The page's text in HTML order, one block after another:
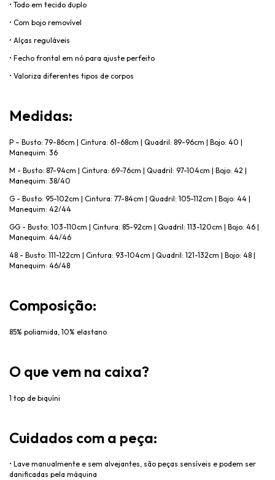
• Todo em tecido duplo
• Com bojo removível
• Alças reguláveis
• Fecho frontal em nó para ajuste perfeito
• Valoriza diferentes tipos de corpos
Medidas:
P – Busto: 79-86cm | Cintura: 61-68cm | Quadril: 89-96cm | Bojo: 40 |
Manequim: 36
M - Busto: 87-94cm | Cintura: 69-76cm | Quadril: 97-104cm | Bojo: 42 |
Manequim: 38/40
G - Busto: 95-102cm | Cintura: 77-84cm | Quadril: 105-112cm | Bojo: 44 |
Manequim: 42/44
GG - Busto: 103-110cm | Cintura: 85-92cm | Quadril: 113-120cm | Bojo: 46 |
Manequim: 44/46
48 - Busto: 111-122cm | Cintura: 93-104cm | Quadril: 121-132cm | Bojo: 48 |
Manequim: 46/48
Composição:
85% poliamida, 10% elastano
O que vem na caixa?
1 top de biquíni
Cuidados com a peça:
• Lave manualmente e sem alvejantes, são peças sensíveis e podem ser
danificadas pela máquina